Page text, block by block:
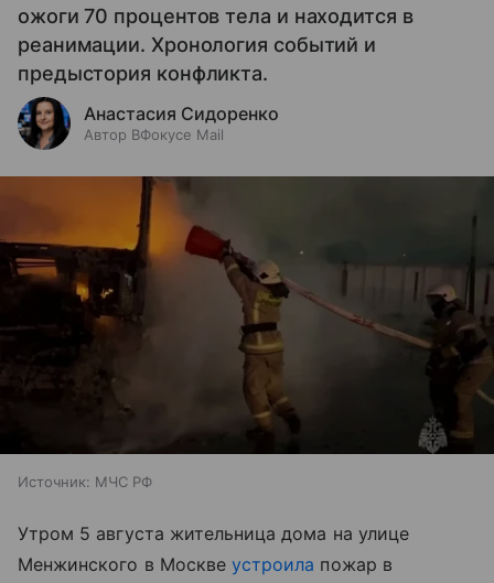
ожоги 70 процентов тела и находится в
реанимации. Хронология событий и
предыстория конфликта.
Анастасия Сидоренко
Автор ВФокусе Mail
Источник: МЧС РФ
Утром 5 августа жительница дома на улице
Менжинского в Москвеустроила пожар в